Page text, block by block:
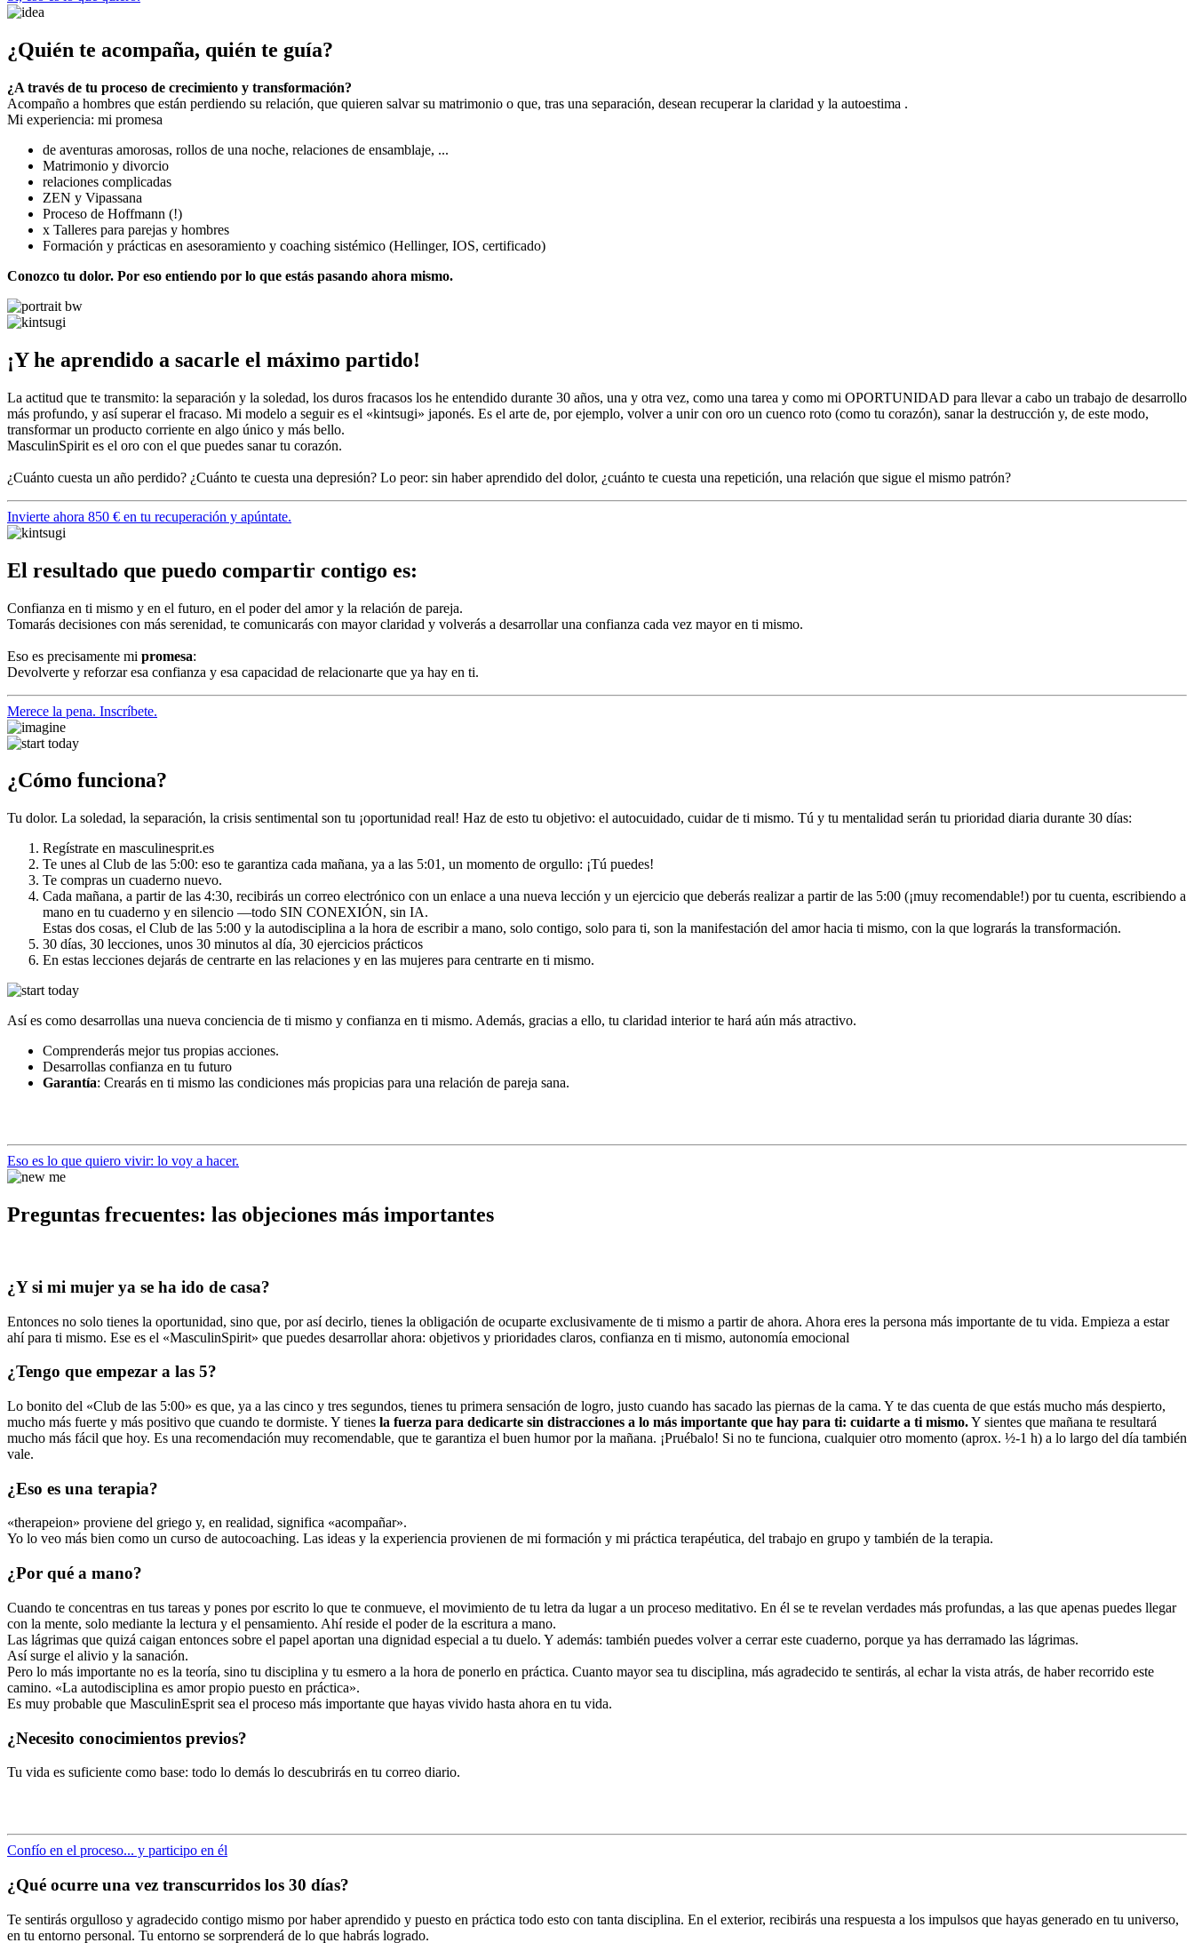
¿Quién te acompaña, quién te guía?
¿A través de tu proceso de crecimiento y transformación?
Acompaño a hombres que están perdiendo su relación, que quieren salvar su matrimonio o que, tras una separación, desean recuperar la claridad y la autoestima .
Mi experiencia: mi promesa
de aventuras amorosas, rollos de una noche, relaciones de ensamblaje, ...
Matrimonio y divorcio
relaciones complicadas
ZEN y Vipassana
Proceso de Hoffmann (!)
x Talleres para parejas y hombres
Formación y prácticas en asesoramiento y coaching sistémico (Hellinger, IOS, certificado)
Conozco tu dolor. Por eso entiendo por lo que estás pasando ahora mismo.
¡Y he aprendido a sacarle el máximo partido!
La actitud que te transmito: la separación y la soledad, los duros fracasos los he entendido durante 30 años, una y otra vez, como una tarea y como mi OPORTUNIDAD para llevar a cabo un trabajo de desarrollo
más profundo, y así superar el fracaso. Mi modelo a seguir es el «kintsugi» japonés. Es el arte de, por ejemplo, volver a unir con oro un cuenco roto (como tu corazón), sanar la destrucción y, de este modo,
transformar un producto corriente en algo único y más bello.
MasculinSpirit es el oro con el que puedes sanar tu corazón.
¿Cuánto cuesta un año perdido? ¿Cuánto te cuesta una depresión? Lo peor: sin haber aprendido del dolor, ¿cuánto te cuesta una repetición, una relación que sigue el mismo patrón?
Invierte ahora 850 € en tu recuperación y apúntate.
El resultado que puedo compartir contigo es:
Confianza en ti mismo y en el futuro, en el poder del amor y la relación de pareja.
Tomarás decisiones con más serenidad, te comunicarás con mayor claridad y volverás a desarrollar una confianza cada vez mayor en ti mismo.
Eso es precisamente mi promesa:
Devolverte y reforzar esa confianza y esa capacidad de relacionarte que ya hay en ti.
Merece la pena. Inscríbete.
¿Cómo funciona?
Tu dolor. La soledad, la separación, la crisis sentimental son tu ¡oportunidad real! Haz de esto tu objetivo: el autocuidado, cuidar de ti mismo. Tú y tu mentalidad serán tu prioridad diaria durante 30 días:
Regístrate en masculinesprit.es
Te unes al Club de las 5:00: eso te garantiza cada mañana, ya a las 5:01, un momento de orgullo: ¡Tú puedes!
Te compras un cuaderno nuevo.
Cada mañana, a partir de las 4:30, recibirás un correo electrónico con un enlace a una nueva lección y un ejercicio que deberás realizar a partir de las 5:00 (¡muy recomendable!) por tu cuenta, escribiendo a
mano en tu cuaderno y en silencio —todo SIN CONEXIÓN, sin IA.
Estas dos cosas, el Club de las 5:00 y la autodisciplina a la hora de escribir a mano, solo contigo, solo para ti, son la manifestación del amor hacia ti mismo, con la que lograrás la transformación.
30 días, 30 lecciones, unos 30 minutos al día, 30 ejercicios prácticos
En estas lecciones dejarás de centrarte en las relaciones y en las mujeres para centrarte en ti mismo.
Así es como desarrollas una nueva conciencia de ti mismo y confianza en ti mismo. Además, gracias a ello, tu claridad interior te hará aún más atractivo.
Comprenderás mejor tus propias acciones.
Desarrollas confianza en tu futuro
Garantía: Crearás en ti mismo las condiciones más propicias para una relación de pareja sana.
Eso es lo que quiero vivir: lo voy a hacer.
Preguntas frecuentes: las objeciones más importantes
¿Y si mi mujer ya se ha ido de casa?
Entonces no solo tienes la oportunidad, sino que, por así decirlo, tienes la obligación de ocuparte exclusivamente de ti mismo a partir de ahora. Ahora eres la persona más importante de tu vida. Empieza a estar
ahí para ti mismo. Ese es el «MasculinSpirit» que puedes desarrollar ahora: objetivos y prioridades claros, confianza en ti mismo, autonomía emocional
¿Tengo que empezar a las 5?
Lo bonito del «Club de las 5:00» es que, ya a las cinco y tres segundos, tienes tu primera sensación de logro, justo cuando has sacado las piernas de la cama. Y te das cuenta de que estás mucho más despierto,
mucho más fuerte y más positivo que cuando te dormiste. Y tienes la fuerza para dedicarte sin distracciones a lo más importante que hay para ti: cuidarte a ti mismo.Y sientes que mañana te resultará
mucho más fácil que hoy. Es una recomendación muy recomendable, que te garantiza el buen humor por la mañana. ¡Pruébalo! Si no te funciona, cualquier otro momento (aprox. ½-1 h) a lo largo del día también
vale.
¿Eso es una terapia?
«therapeion» proviene del griego y, en realidad, significa «acompañar».
Yo lo veo más bien como un curso de autocoaching. Las ideas y la experiencia provienen de mi formación y mi práctica terapéutica, del trabajo en grupo y también de la terapia.
¿Por qué a mano?
Cuando te concentras en tus tareas y pones por escrito lo que te conmueve, el movimiento de tu letra da lugar a un proceso meditativo. En él se te revelan verdades más profundas, a las que apenas puedes llegar
con la mente, solo mediante la lectura y el pensamiento. Ahí reside el poder de la escritura a mano.
Las lágrimas que quizá caigan entonces sobre el papel aportan una dignidad especial a tu duelo. Y además: también puedes volver a cerrar este cuaderno, porque ya has derramado las lágrimas.
Así surge el alivio y la sanación.
Pero lo más importante no es la teoría, sino tu disciplina y tu esmero a la hora de ponerlo en práctica. Cuanto mayor sea tu disciplina, más agradecido te sentirás, al echar la vista atrás, de haber recorrido este
camino. «La autodisciplina es amor propio puesto en práctica».
Es muy probable que MasculinEsprit sea el proceso más importante que hayas vivido hasta ahora en tu vida.
¿Necesito conocimientos previos?
Tu vida es suficiente como base: todo lo demás lo descubrirás en tu correo diario.
Confío en el proceso... y participo en él
¿Qué ocurre una vez transcurridos los 30 días?
Te sentirás orgulloso y agradecido contigo mismo por haber aprendido y puesto en práctica todo esto con tanta disciplina. En el exterior, recibirás una respuesta a los impulsos que hayas generado en tu universo,
en tu entorno personal. Tu entorno se sorprenderá de lo que habrás logrado.